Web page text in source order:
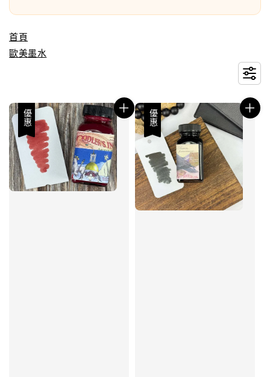
首頁
歐美墨水
優惠 優惠